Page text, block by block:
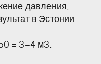
давления,
в Эстонии.
= 3–4 м3.